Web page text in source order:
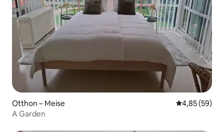
Otthon – Meise Átlagos
4,85 (59)
A Garden